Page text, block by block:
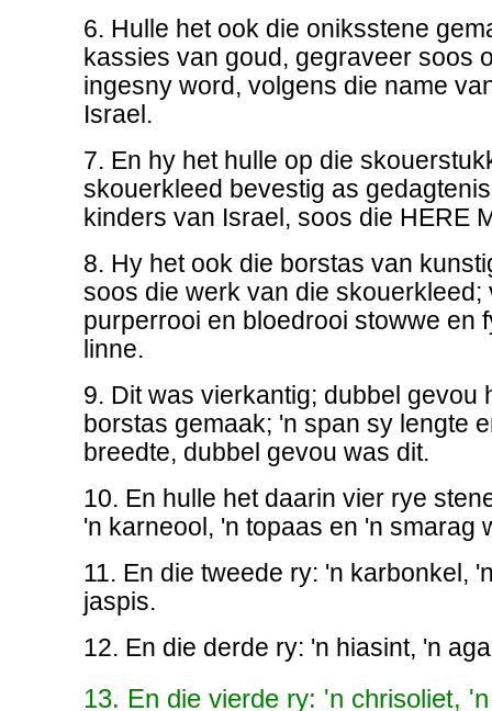
6. Hulle het ook die oniksstene
kassies van goud, gegraveer soos
ingesny word, volgens die name
Israel.
7. En hy het hulle op die
skouerkleed bevestig as
kinders van Israel, soos die HERE
8. Hy het ook die borstas van
soos die werk van die skouerkleed;
purperrooi en bloedrooi stowwe en
linne.
9. Dit was vierkantig; dubbel gevou
borstas gemaak; 'n span sy lengte
breedte, dubbel gevou was dit.
10. En hulle het daarin vier rye
'n karneool, 'n topaas en 'n smarag
11. En die tweede ry: 'n karbonkel,
jaspis.
12. En die derde ry: 'n hiasint, 'n
13. En die vierde ry: 'n chrisoliet,